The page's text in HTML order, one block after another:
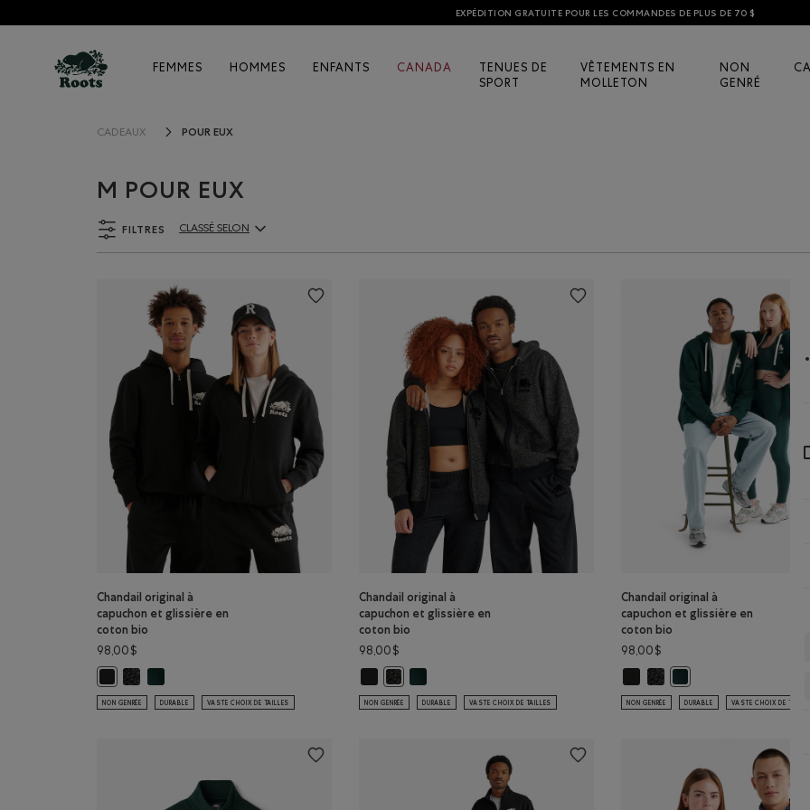
EXPÉDITION GRATUITE POUR LES COMMANDES DE PLUS DE 70 $
FEMMES HOMMES ENFANTS CANADA
TENUES DE
SPORT
VÊTEMENTS EN
MOLLETON
NON
GENRÉ
CADEAUX POUR EUX
M POUR EUX
FILTRES
ClassÃ© selon Articles:
CLASSÉ SELON
Chandail original à
capuchon et glissière en
coton bio
98,00$
Chandail original à capuchon et glissière en coton bio: NOIR Couleur
Chandail original à capuchon et glissière en coton bio: POIVRE NOIR Couleur
Chandail original à capuchon et glissière en coton bio: VARSITY VERT Couleur
NON GENRÉE DURABLE VASTE CHOIX DE TAILLES
Chandail original à
capuchon et glissière en
coton bio
98,00$
Chandail original à capuchon et glissière en coton bio: NOIR Couleur
Chandail original à capuchon et glissière en coton bio: POIVRE NOIR Couleur
Chandail original à capuchon et glissière en coton bio: VARSITY VERT
NON GENRÉE DURABLE VASTE CHOIX DE TAILLES
Chandail original à
capuchon et glissière en
coton bio
98,00$
Chandail original à capuchon et
Chandail original à capuchon
NON GENRÉE DURABLE VASTE CHOIX DE TAILLES